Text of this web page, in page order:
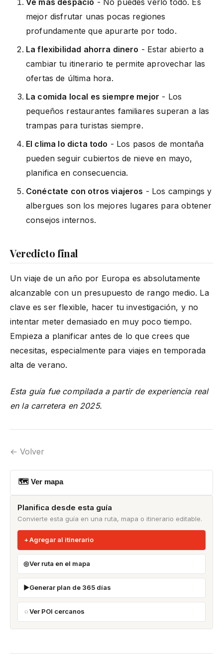
mejor disfrutar unas pocas regiones
profundamente que apurarte por todo.
La flexibilidad ahorra dinero - Estar abierto a
cambiar tu itinerario te permite aprovechar las
ofertas de última hora.
La comida local es siempre mejor - Los
pequeños restaurantes familiares superan a las
trampas para turistas siempre.
El clima lo dicta todo - Los pasos de montaña
pueden seguir cubiertos de nieve en mayo,
planifica en consecuencia.
Conéctate con otros viajeros - Los campings y
albergues son los mejores lugares para obtener
consejos internos.
Veredicto final
Un viaje de un año por Europa es absolutamente
alcanzable con un presupuesto de rango medio. La
clave es ser flexible, hacer tu investigación, y no
intentar meter demasiado en muy poco tiempo.
Empieza a planificar antes de lo que crees que
necesitas, especialmente para viajes en temporada
alta de verano.
Esta guía fue compilada a partir de experiencia real
en la carretera en 2025.
← Volver
🗺 Ver mapa
Planifica desde esta guía
Convierte esta guía en una ruta, mapa o itinerario editable.
Agregar al itinerario
Ver ruta en el mapa
Generar plan de 365 días
Ver POI cercanos